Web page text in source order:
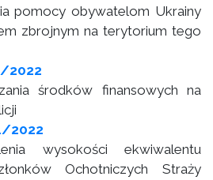
pomocy obywatelom Ukrainy
zbrojnym na terytorium tego
2022
środków finansowych na
2022
wysokości ekwiwalentu
Ochotniczych Straży